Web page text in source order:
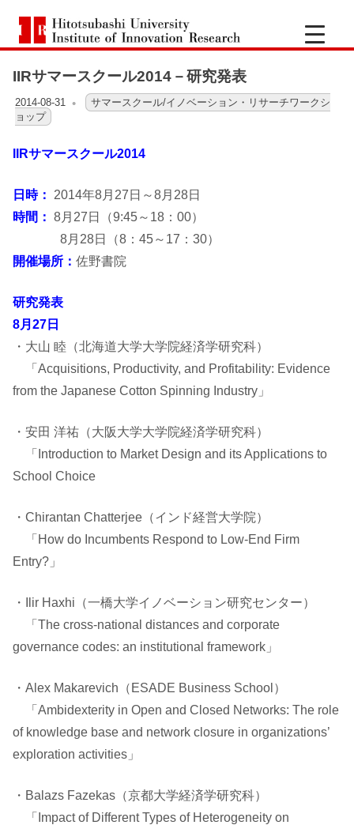
テ
橋
大
ョ
ン
研
セ
ン
タ
ー
Hitotsubashi
Institute
of
Research
IIRサマースクール2014－研究発表
2014-08-31 OFO2_TESTIIR
サマースクール/イノベーション・リサーチワークシ
ョップ
IIRサマースクール2014
日時：
2014年8月27日～8月28日
時間： 8月27日（9:45～18：00）
8月28日（8：45～17：30）
開催場所： 佐野書院
研究発表
8月27日
・大山 睦（北海道大学大学院経済学研究科）
「Acquisitions, Productivity, and Profitability: Evidence
from the Japanese Cotton Spinning Industry」
・安田 洋祐（大阪大学大学院経済学研究科）
「Introduction to Market Design and its Applications to
School Choice
・Chirantan Chatterjee（インド経営大学院）
「How do Incumbents Respond to Low-End Firm
Entry?」
・Ilir Haxhi（一橋大学イノベーション研究センター）
「The cross-national distances and corporate
governance codes: an institutional framework」
・Alex Makarevich（ESADE Business School）
「Ambidexterity in Open and Closed Networks: The role
of knowledge base and network closure in organizations’
exploration activities」
・Balazs Fazekas（京都大学経済学研究科）
「Impact of Different Types of Heterogeneity on